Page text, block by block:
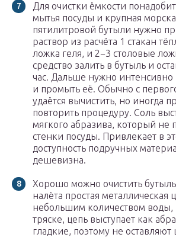
Для очистки ёмкости
мытья посуды и крупная
пятилитровой бутыли нужно
раствор из расчёта 1 стакан
ложка геля, и 2−3 столовые
средство залить в бутыль и
час. Дальше нужно интенсивно
и промыть её. Обычно с
удаётся вычистить, но иногда
повторить процедуру. Соль
мягкого абразива, который не
стенки посуды. Привлекает в
доступность подручных
дешевизна.
Хорошо можно очистить бутыль
налёта простая металлическая
небольшим количеством
тряске, цепь выступает как
гладкие, поэтому не оставляют